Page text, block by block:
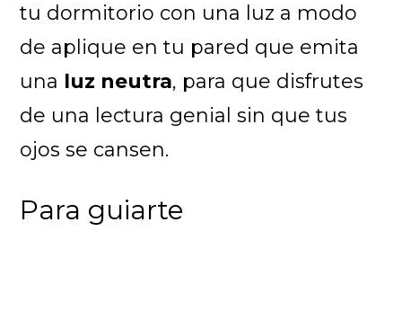
tu dormitorio con una luz a modo
de aplique en tu pared que emita
una luz neutra, para que disfrutes
de una lectura genial sin que tus
ojos se cansen.
Para guiarte